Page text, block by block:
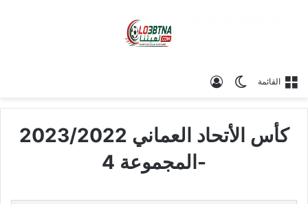
القائمة الوضع المظلم
كأس الأتحاد العماني 2023/2022
-المجموعة 4